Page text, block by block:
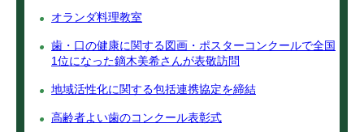
オランダ料理教室
歯・口の健康に関する図画・ポスターコンクールで全国
1位になった鏑木美希さんが表敬訪問
地域活性化に関する包括連携協定を締結
高齢者よい歯のコンクール表彰式